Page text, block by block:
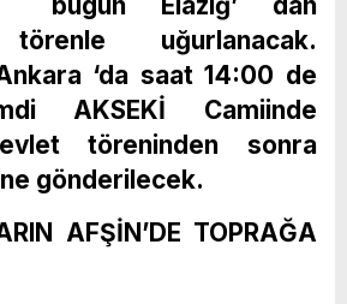
törenle uğurlanacak.
‘da saat 14:00 de
AKSEKİ Camiinde
töreninden sonra
gönderilecek.
AFŞİN’DE TOPRAĞA